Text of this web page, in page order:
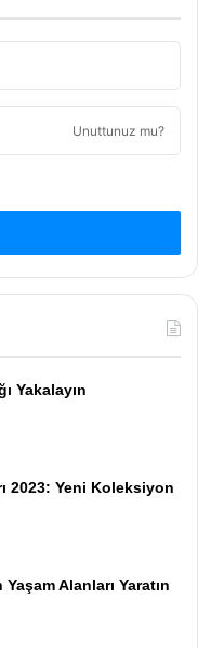
Unuttunuz mu?
Yakalayın
2023: Yeni Koleksiyon
Alanları Yaratın